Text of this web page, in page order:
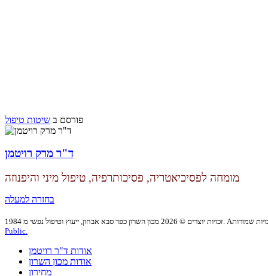
פורסם ב שיטות טיפול
ד"ר מרק רויטמן
מומחה לפסיכיאטריה, פסיכותרפיה, טיפול מיני והיפנוזה
בחזרה למעלה
Public.
אודות ד"ר רויטמן
אודות מכון השרון
מחירון